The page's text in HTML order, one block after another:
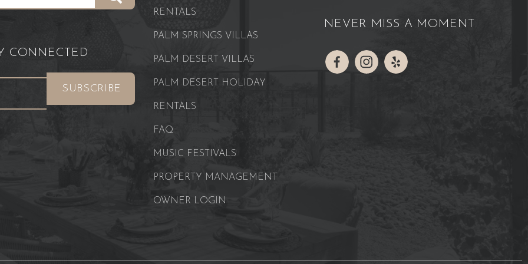
CONNECTED
RENTALS
PALM SPRINGS VILLAS
PALM DESERT VILLAS
PALM DESERT HOLIDAY
RENTALS
FAQ
MUSIC FESTIVALS
PROPERTY MANAGEMENT
OWNER LOGIN
NEVER MISS A MOMENT